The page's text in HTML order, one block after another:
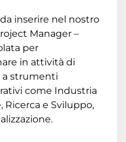
inserire nel nostro
Manager –
per
in attività di
a strumenti
come Industria
Ricerca e Sviluppo,